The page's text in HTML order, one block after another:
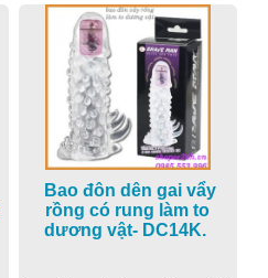
Bao đôn dên gai vẩy
rồng có rung làm to
dương vật- DC14K.